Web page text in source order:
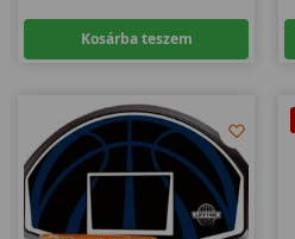
Kosárba teszem